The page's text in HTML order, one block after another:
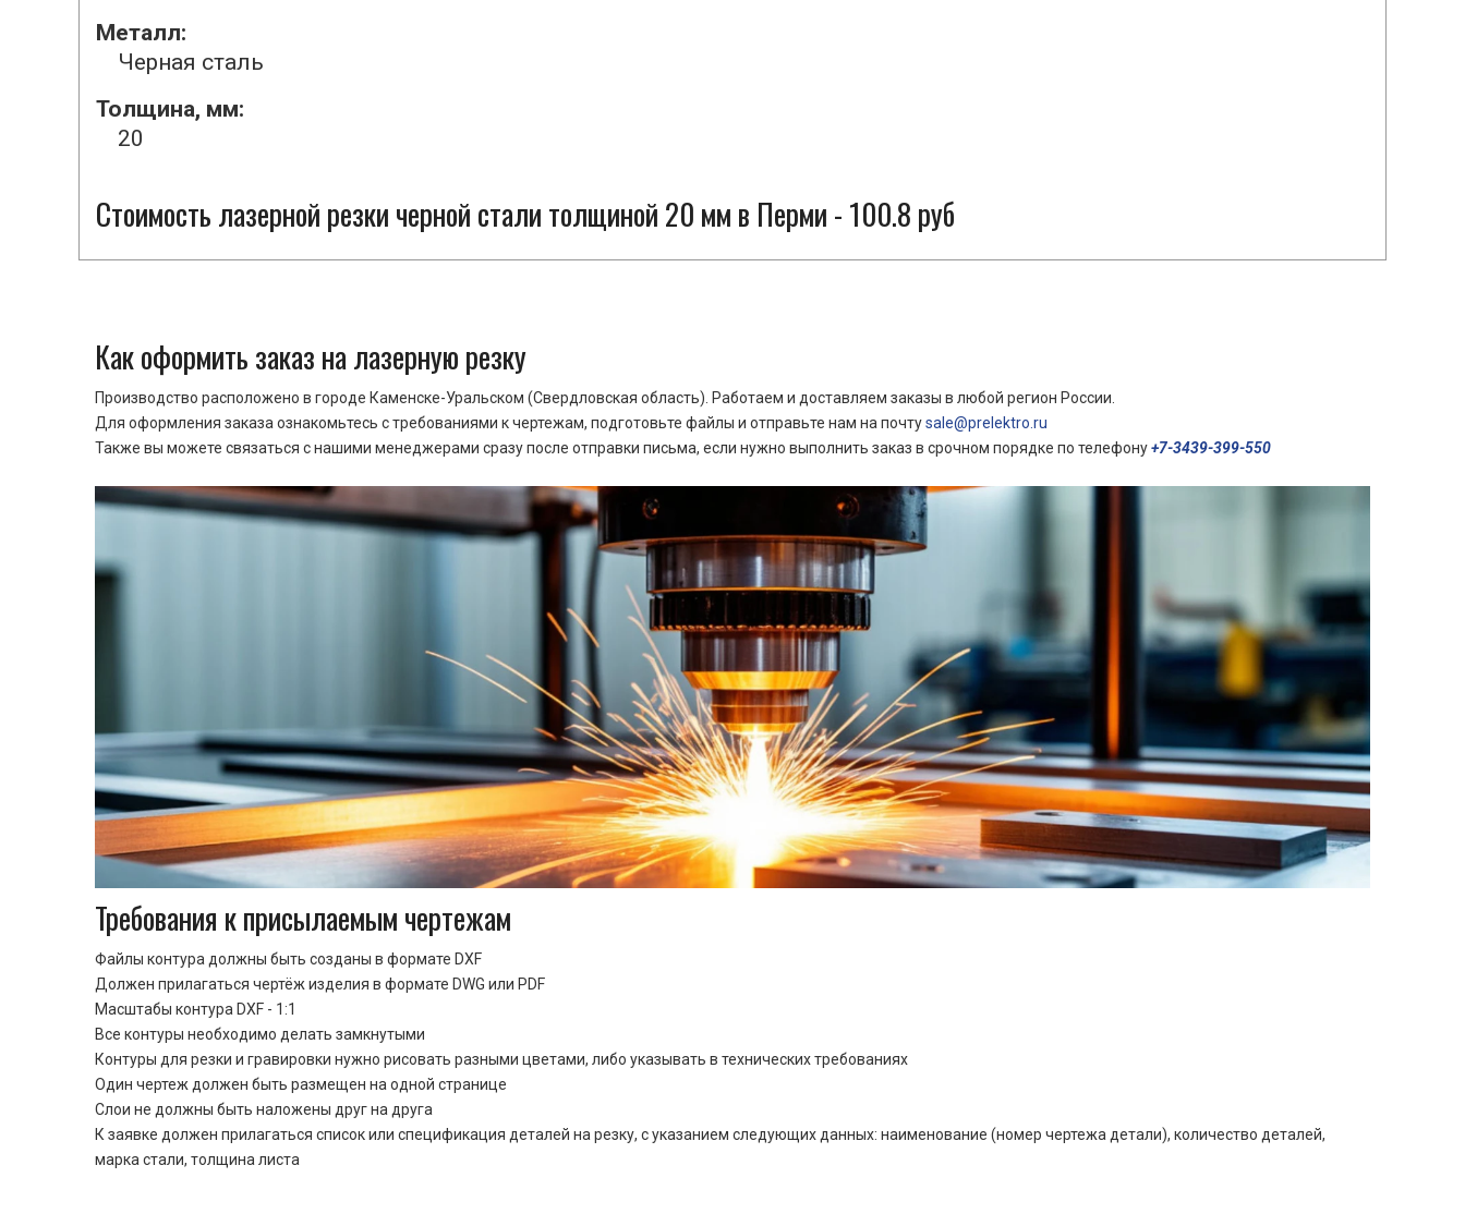
Металл:
Черная сталь
Толщина, мм:
20
Стоимость лазерной резки черной стали толщиной 20 мм в Перми - 100.8 руб
Как оформить заказ на лазерную резку
Производство расположено в городе Каменске-Уральском (Свердловская область). Работаем и доставляем заказы в любой регион России.
Для оформления заказа ознакомьтесь с требованиями к чертежам, подготовьте файлы и отправьте нам на почтуsale@prelektro.ru
Также вы можете связаться с нашими менеджерами сразу после отправки письма, если нужно выполнить заказ в срочном порядке по телефону+7-3439-399-550
Требования к присылаемым чертежам
Файлы контура должны быть созданы в формате DXF
Должен прилагаться чертёж изделия в формате DWG или PDF
Масштабы контура DXF - 1:1
Все контуры необходимо делать замкнутыми
Контуры для резки и гравировки нужно рисовать разными цветами, либо указывать в технических требованиях
Один чертеж должен быть размещен на одной странице
Cлои не должны быть наложены друг на друга
К заявке должен прилагаться список или спецификация деталей на резку, с указанием следующих данных: наименование (номер чертежа детали), количество деталей,
марка стали, толщина листа